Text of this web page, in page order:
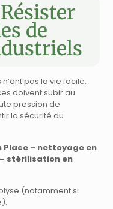
de
pas la vie facile.
doivent subir au
pression de
la sécurité du
Place – nettoyage en
stérilisation en
(notamment si